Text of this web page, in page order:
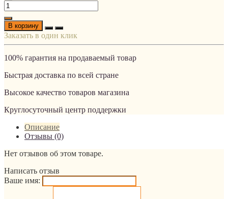
В корзину
Заказать в один клик
100% гарантия на продаваемый товар
Быстрая доставка по всей стране
Высокое качество товаров магазина
Круглосуточный центр поддержки
Описание
Отзывы (0)
Нет отзывов об этом товаре.
Написать отзыв
Ваше имя: